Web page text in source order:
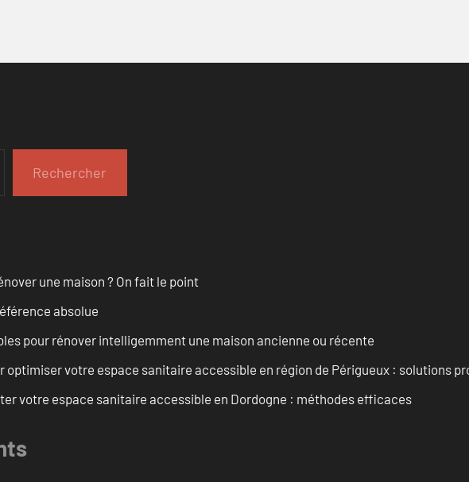
Rechercher
une maison ? On fait le point
absolue
pour rénover intelligemment une maison ancienne ou récente
optimiser votre espace sanitaire accessible en région de Périgueux : solutions
votre espace sanitaire accessible en Dordogne : méthodes efficaces